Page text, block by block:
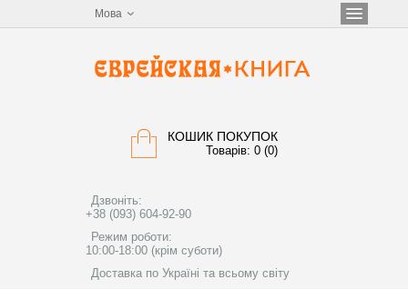
Мова
КОШИК ПОКУПОК
Товарів: 0 (0)
Дзвоніть:
+38 (093) 604-92-90
Режим роботи:
10:00-18:00 (крім суботи)
Доставка по Україні та всьому світу